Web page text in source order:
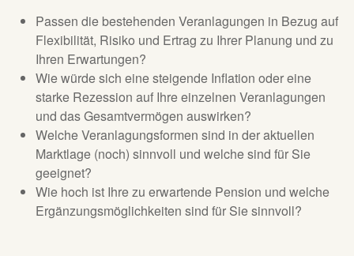
Passen die bestehenden Veranlagungen in Bezug auf
Flexibilität, Risiko und Ertrag zu Ihrer Planung und zu
Ihren Erwartungen?
Wie würde sich eine steigende Inflation oder eine
starke Rezession auf Ihre einzelnen Veranlagungen
und das Gesamtvermögen auswirken?
Welche Veranlagungsformen sind in der aktuellen
Marktlage (noch) sinnvoll und welche sind für Sie
geeignet?
Wie hoch ist Ihre zu erwartende Pension und welche
Ergänzungsmöglichkeiten sind für Sie sinnvoll?